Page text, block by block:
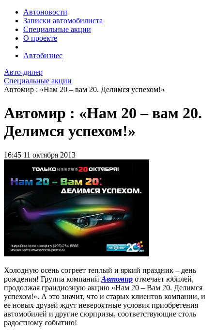
Автоновости
Записки автомобилиста
Специальные акции
О проекте
Автобизнес
Авто-дилер
Специальные акции
Автомир : «Нам 20 – вам 20. Делимся успехом!»
Автомир : «Нам 20 – вам 20.
Делимся успехом!»
16:45 11 октября 2013
Холодную осень согреет теплый и яркий праздник – день
рождения! Группа компаний Автомир отмечает юбилей,
продолжая грандиозную акцию «Нам 20 – Вам 20. Делимся
успехом!». А это значит, что и старых клиентов компании, и
ее новых друзей ждут невероятные условия приобретения
автомобилей и другие сюрпризы, соответствующие столь
радостному событию!